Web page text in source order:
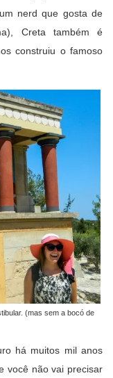
nerd que gosta de
Creta também é
construiu o famoso
(mas sem a bocó de
há muitos mil anos
você não vai precisar